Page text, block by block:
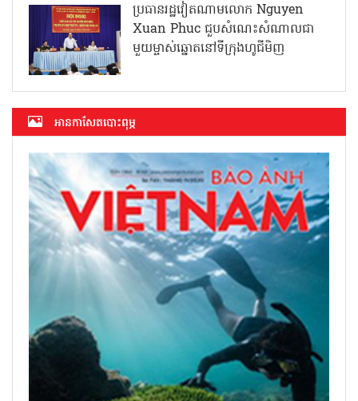
ប្រធានរដ្ឋវៀតណាមលោក Nguyen
Xuan Phuc ជួបសំណេះសំណាលជា
មួយម្ចាស់ឆ្នោតនៅទីក្រុងហូជីមិញ
អាន​កាសែត​បោះពុម្ភ